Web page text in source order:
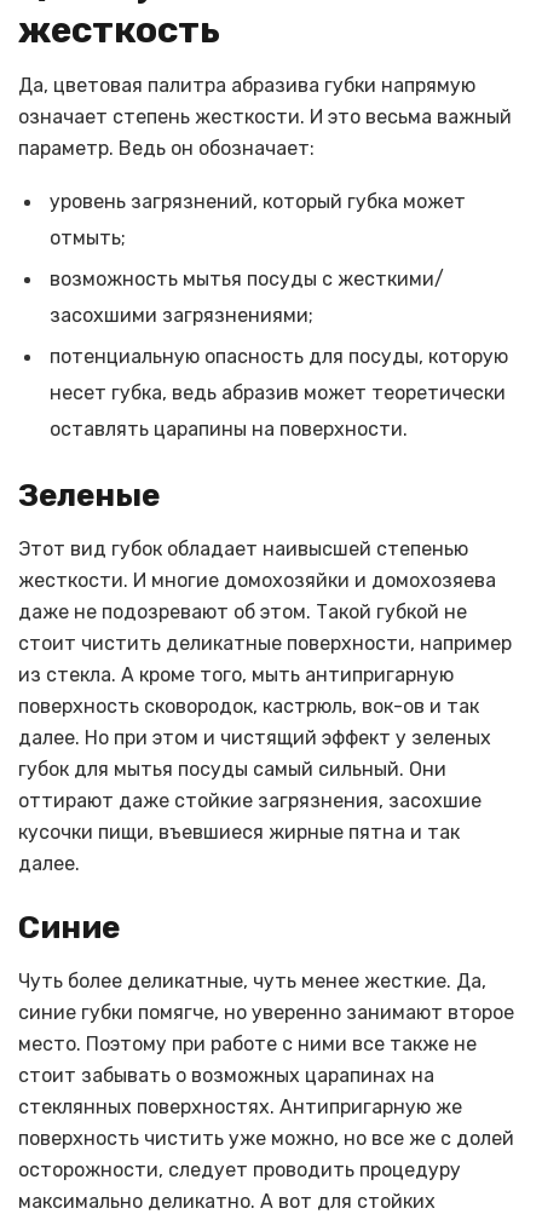
жесткость
Да, цветовая палитра абразива губки напрямую
означает степень жесткости. И это весьма важный
параметр. Ведь он обозначает:
уровень загрязнений, который губка может
отмыть;
возможность мытья посуды с жесткими/
засохшими загрязнениями;
потенциальную опасность для посуды, которую
несет губка, ведь абразив может теоретически
оставлять царапины на поверхности.
Зеленые
Этот вид губок обладает наивысшей степенью
жесткости. И многие домохозяйки и домохозяева
даже не подозревают об этом. Такой губкой не
стоит чистить деликатные поверхности, например
из стекла. А кроме того, мыть антипригарную
поверхность сковородок, кастрюль, вок-ов и так
далее. Но при этом и чистящий эффект у зеленых
губок для мытья посуды самый сильный. Они
оттирают даже стойкие загрязнения, засохшие
кусочки пищи, въевшиеся жирные пятна и так
далее.
Синие
Чуть более деликатные, чуть менее жесткие. Да,
синие губки помягче, но уверенно занимают второе
место. Поэтому при работе с ними все также не
стоит забывать о возможных царапинах на
стеклянных поверхностях. Антипригарную же
поверхность чистить уже можно, но все же с долей
осторожности, следует проводить процедуру
максимально деликатно. А вот для стойких